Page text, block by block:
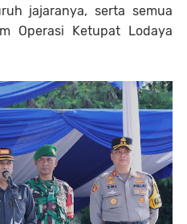
jajaranya, serta semua
Operasi Ketupat Lodaya